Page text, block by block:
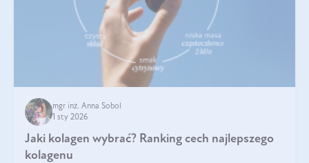
mgr inż. Anna Sobol
1 sty 2026
Jaki kolagen wybrać? Ranking cech najlepszego
kolagenu